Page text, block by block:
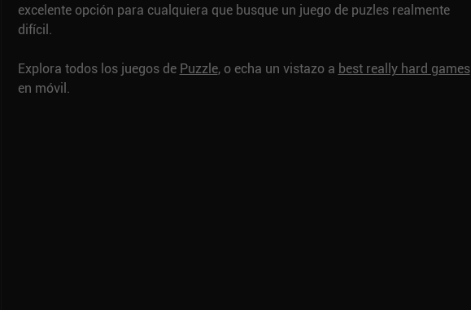
excelente opción para cualquiera que busque un juego de puzles realmente
difícil.
Explora todos los juegos de Puzzle, o echa un vistazo a best really hard games
en móvil.